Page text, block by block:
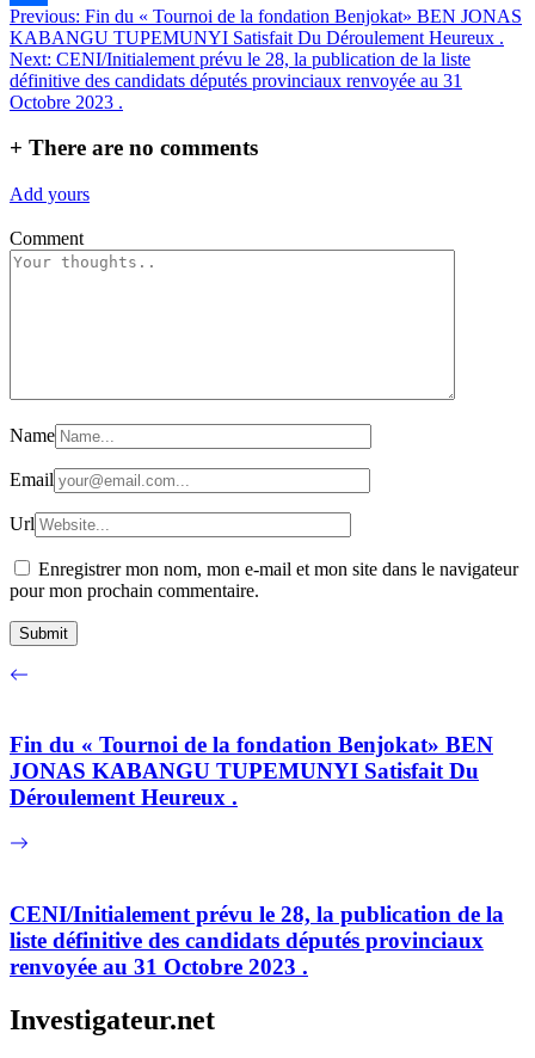
Partager
Navigation
de
l’article
Previous: Fin du « Tournoi de la fondation Benjokat» BEN JONAS
KABANGU TUPEMUNYI Satisfait Du Déroulement Heureux .
Next: CENI/Initialement prévu le 28, la publication de la liste
définitive des candidats députés provinciaux renvoyée au 31
Octobre 2023 .
+ There are no comments
Add yours
Comment
Name
Email
Url
Enregistrer mon nom, mon e-mail et mon site dans le navigateur
pour mon prochain commentaire.
Fin du « Tournoi de la fondation Benjokat» BEN
JONAS KABANGU TUPEMUNYI Satisfait Du
Déroulement Heureux .
CENI/Initialement prévu le 28, la publication de la
liste définitive des candidats députés provinciaux
renvoyée au 31 Octobre 2023 .
Investigateur.net